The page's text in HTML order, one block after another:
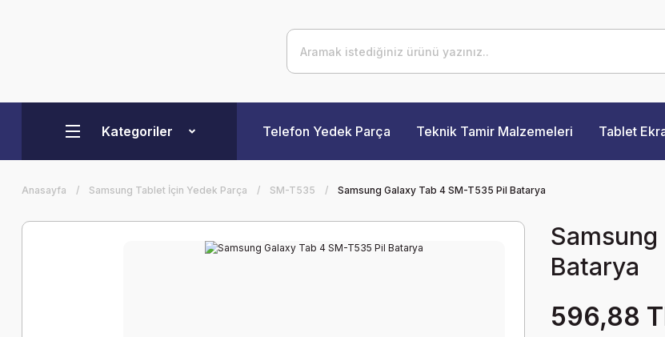
Kategoriler Telefon Yedek Parça Teknik Tamir Malzemeleri Tablet
Anasayfa Samsung Tablet İçin Yedek Parça SM-T535 Samsung Galaxy Tab 4 SM-T535 Pil Batarya
Batarya
596,88